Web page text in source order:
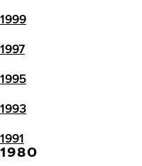
1999
1997
1995
1993
1991
1980